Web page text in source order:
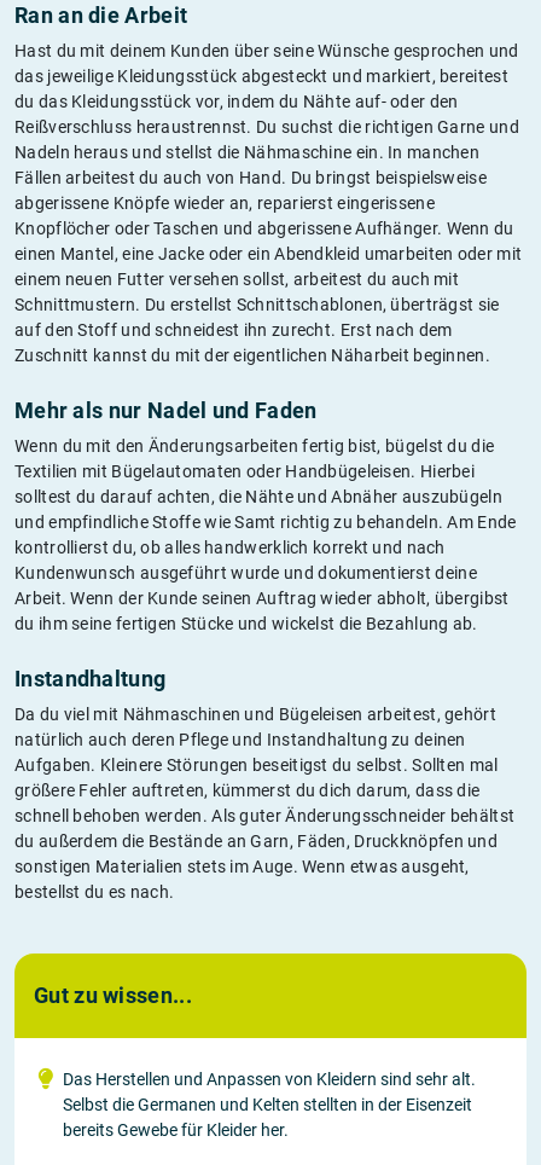
Ran an die Arbeit
Hast du mit deinem Kunden über seine Wünsche gesprochen und
das jeweilige Kleidungsstück abgesteckt und markiert, bereitest
du das Kleidungsstück vor, indem du Nähte auf- oder den
Reißverschluss heraustrennst. Du suchst die richtigen Garne und
Nadeln heraus und stellst die Nähmaschine ein. In manchen
Fällen arbeitest du auch von Hand. Du bringst beispielsweise
abgerissene Knöpfe wieder an, reparierst eingerissene
Knopflöcher oder Taschen und abgerissene Aufhänger. Wenn du
einen Mantel, eine Jacke oder ein Abendkleid umarbeiten oder mit
einem neuen Futter versehen sollst, arbeitest du auch mit
Schnittmustern. Du erstellst Schnittschablonen, überträgst sie
auf den Stoff und schneidest ihn zurecht. Erst nach dem
Zuschnitt kannst du mit der eigentlichen Näharbeit beginnen.
Mehr als nur Nadel und Faden
Wenn du mit den Änderungsarbeiten fertig bist, bügelst du die
Textilien mit Bügelautomaten oder Handbügeleisen. Hierbei
solltest du darauf achten, die Nähte und Abnäher auszubügeln
und empfindliche Stoffe wie Samt richtig zu behandeln. Am Ende
kontrollierst du, ob alles handwerklich korrekt und nach
Kundenwunsch ausgeführt wurde und dokumentierst deine
Arbeit. Wenn der Kunde seinen Auftrag wieder abholt, übergibst
du ihm seine fertigen Stücke und wickelst die Bezahlung ab.
Instandhaltung
Da du viel mit Nähmaschinen und Bügeleisen arbeitest, gehört
natürlich auch deren Pflege und Instandhaltung zu deinen
Aufgaben. Kleinere Störungen beseitigst du selbst. Sollten mal
größere Fehler auftreten, kümmerst du dich darum, dass die
schnell behoben werden. Als guter Änderungsschneider behältst
du außerdem die Bestände an Garn, Fäden, Druckknöpfen und
sonstigen Materialien stets im Auge. Wenn etwas ausgeht,
bestellst du es nach.
Gut zu wissen...
Das Herstellen und Anpassen von Kleidern sind sehr alt.
Selbst die Germanen und Kelten stellten in der Eisenzeit
bereits Gewebe für Kleider her.